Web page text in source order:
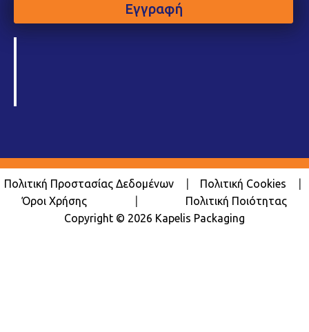
Εγγραφή
Πολιτική Προστασίας Δεδομένων Πολιτική Cookies
Όροι Χρήσης
Πολιτική Ποιότητας
Copyright © 2026 Kapelis Packaging